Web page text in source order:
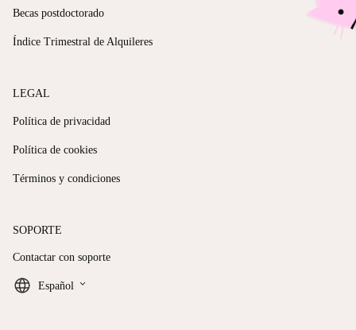
Becas postdoctorado
Índice Trimestral de Alquileres
LEGAL
Política de privacidad
Política de cookies
Términos y condiciones
SOPORTE
Contactar con soporte
Español keyboard_arrow_down